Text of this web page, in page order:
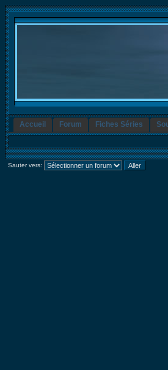
Accueil Forum Fiches Séries
Sauter vers: